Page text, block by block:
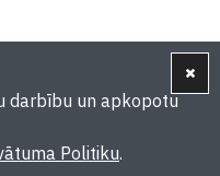
darbību un apkopotu
Politiku.